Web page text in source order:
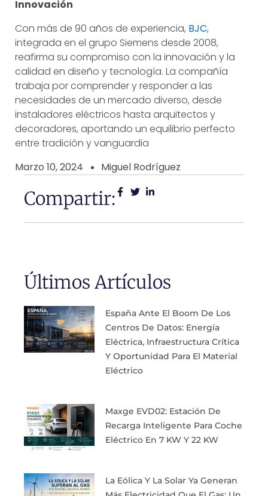
Innovación
Con más de 90 años de experiencia, BJC,
integrada en el grupo Siemens desde 2008,
reafirma su compromiso con la innovación y la
calidad en diseño y tecnología. La compañía
trabaja por comprender y responder a las
necesidades de un mercado diverso, desde
instaladores eléctricos hasta arquitectos y
decoradores, aportando un equilibrio perfecto
entre tradición y vanguardia
Marzo 10, 2024
Miguel Rodríguez
Compartir:
Últimos Artículos
España Ante El Boom De Los
Centros De Datos: Energía
Eléctrica, Infraestructura Crítica
Y Oportunidad Para El Material
Eléctrico
Maxge EVD02: Estación De
Recarga Inteligente Para Coche
Eléctrico En 7 KW Y 22 KW
La Eólica Y La Solar Ya Generan